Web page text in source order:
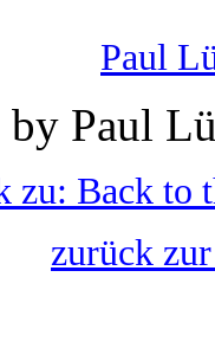
Paul
Paul
zu: Back to
zurück